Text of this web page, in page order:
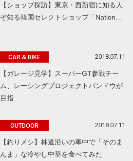
【ショップ探訪】東京・西新宿に知る人
ぞ知る韓国セレクトショップ「Nation…
CAR & BIKE 2018.07.11
【ガレージ見学】スーパーGT参戦チー
ム、レーシングプロジェクトバンドウが
目指…
OUTDOOR 2018.07.11
【釣りメシ】林道沿いの車中で「そのま
んま」な冷やし中華を食べてみた